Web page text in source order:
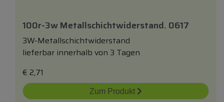
100r-3w Metallschichtwiderstand. 0617
3W-Metallschichtwiderstand
lieferbar innerhalb von 3 Tagen
€ 2,71
Zum Produkt